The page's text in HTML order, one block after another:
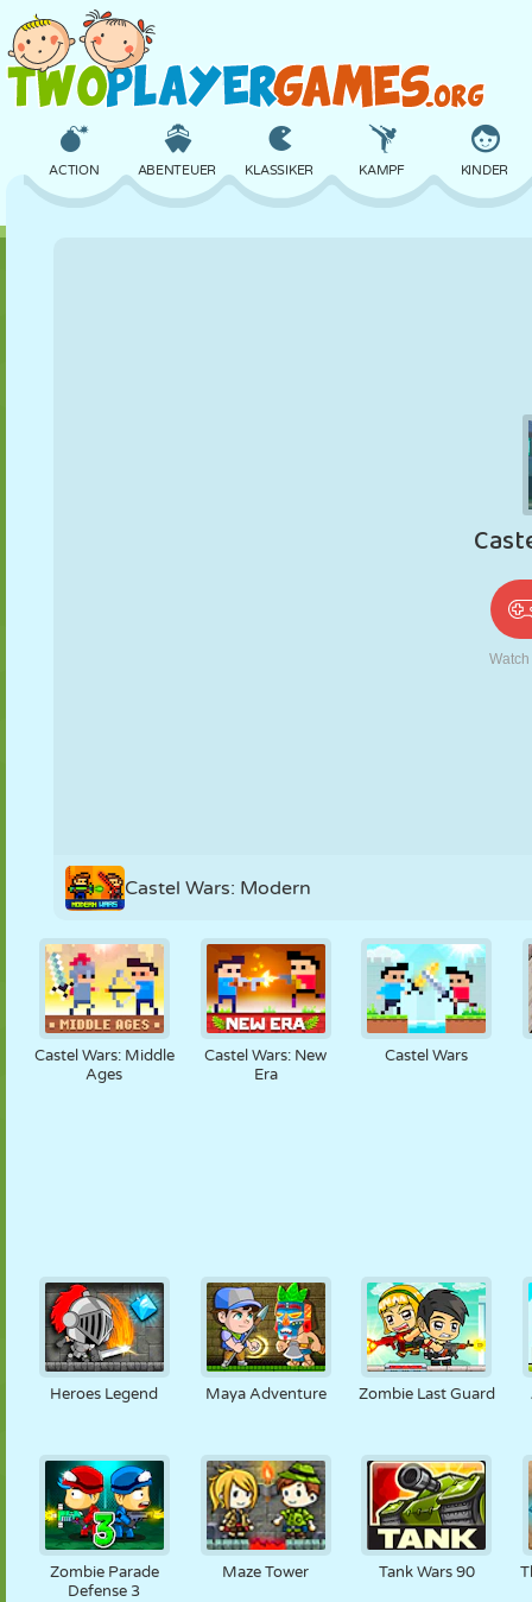
ACTION ABENTEUER KLASSIKER KAMPF KINDER
TIC TAC TOE
Castel Wars: Modern
Castel Wars: Middle
Ages
Castel Wars: New
Era
Castel Wars
Heroes Legend Maya Adventure Zombie Last Guard
Zombie Parade
Defense 3
Maze Tower Tank Wars 90